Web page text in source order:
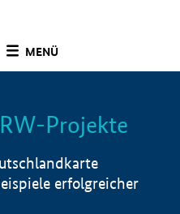
MENÜ
Info
Projekte
erfolgreicher